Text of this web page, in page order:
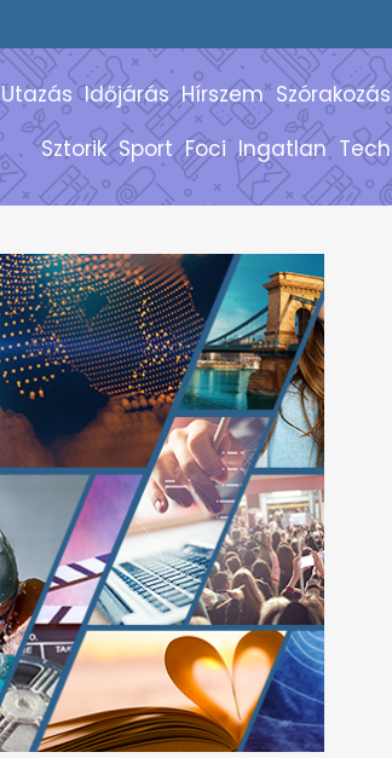
Utazás Időjárás Hírszem Szórakozás
Sztorik Sport Foci Ingatlan Tech